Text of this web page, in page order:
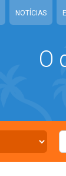
NOTÍCIAS
O